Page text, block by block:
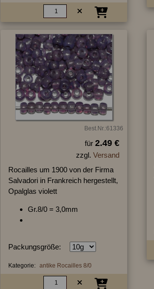
Best.Nr.:61336
für 2.49 €
zzgl. Versand
Rocailles um 1900 von der Firma
Salvadori in Frankreich hergestellt,
Opalglas violett
Gr.8/0 = 3,0mm
Packungsgröße:
Kategorie: antike Rocailles 8/0